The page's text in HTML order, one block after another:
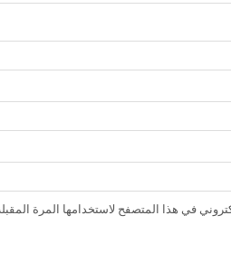
في هذا المتصفح لاستخدامها المرة